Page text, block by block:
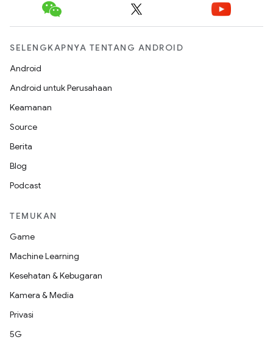
SELENGKAPNYA TENTANG ANDROID
Android
Android untuk Perusahaan
Keamanan
Source
Berita
Blog
Podcast
TEMUKAN
Game
Machine Learning
Kesehatan & Kebugaran
Kamera & Media
Privasi
5G